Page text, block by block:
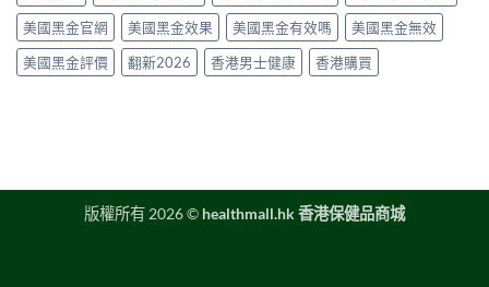
雙
效
片
點
美國黑金官網
美國黑金效果 美國黑金有效嗎
美國黑金無效
美國黑金評價
翻新2026 香港男士健康 香港購買
版權所有 2026 © healthmall.hk 香港保健品商城